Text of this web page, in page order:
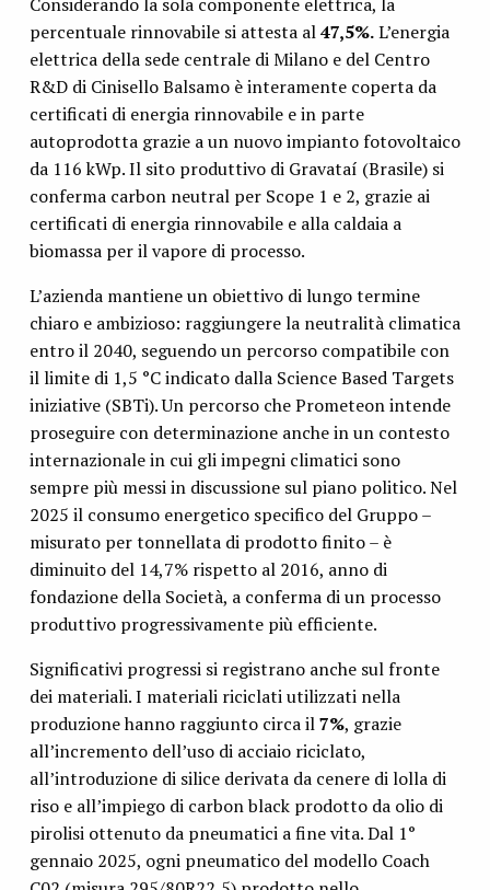
percentuale rinnovabile si attesta al47,5%.L’energia
elettrica della sede centrale di Milano e del Centro
R&D di Cinisello Balsamo è interamente coperta da
certificati di energia rinnovabile e in parte
autoprodotta grazie a un nuovo impianto fotovoltaico
da 116 kWp. Il sito produttivo di Gravataí (Brasile) si
conferma carbon neutral per Scope 1 e 2, grazie ai
certificati di energia rinnovabile e alla caldaia a
biomassa per il vapore di processo.
L’azienda mantiene un obiettivo di lungo termine
chiaro e ambizioso: raggiungere la neutralità climatica
entro il 2040, seguendo un percorso compatibile con
il limite di 1,5 °C indicato dalla Science Based Targets
iniziative (SBTi). Un percorso che Prometeon intende
proseguire con determinazione anche in un contesto
internazionale in cui gli impegni climatici sono
sempre più messi in discussione sul piano politico. Nel
2025 il consumo energetico specifico del Gruppo –
misurato per tonnellata di prodotto finito – è
diminuito del 14,7% rispetto al 2016, anno di
fondazione della Società, a conferma di un processo
produttivo progressivamente più efficiente.
Significativi progressi si registrano anche sul fronte
dei materiali. I materiali riciclati utilizzati nella
produzione hanno raggiunto circa il7%, grazie
all’incremento dell’uso di acciaio riciclato,
all’introduzione di silice derivata da cenere di lolla di
riso e all’impiego di carbon black prodotto da olio di
pirolisi ottenuto da pneumatici a fine vita. Dal 1°
gennaio 2025, ogni pneumatico del modello Coach